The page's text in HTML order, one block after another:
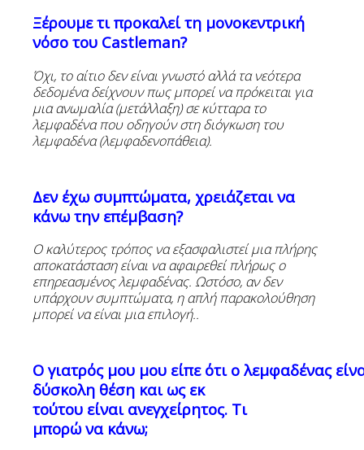
Ξέρουμε τι προκαλεί τη μονοκεντρική
νόσο του Castleman?
Όχι, το αίτιο δεν είναι γνωστό αλλά τα νεότερα
δεδομένα δείχνουν πως μπορεί να πρόκειται για
μια ανωμαλία(μετάλλαξη)σε κύτταρα το
λεμφαδένα που οδηγούν στη διόγκωση του
λεμφαδένα(λεμφαδενοπάθεια).
Δεν έχω συμπτώματα, χρειάζεται να
κάνω την επέμβαση?
Ο καλύτερος τρόπος ναεξασφαλιστεί μια πλήρης
αποκατάσταση είναι να αφαιρεθεί πλήρως ο
επηρεασμένος λεμφαδένας. Ωστόσο, αν δεν
υπάρχουν συμπτώματα, ηαπλή παρακολούθηση
μπορεί να είναι μια επιλογή..
Ο γιατρός μου μου είπε ότι ο λεμφαδένας
δύσκολη θέση και ως εκ
τούτου είναι ανεγχείρητος. Τι
μπορώ να κάνω;